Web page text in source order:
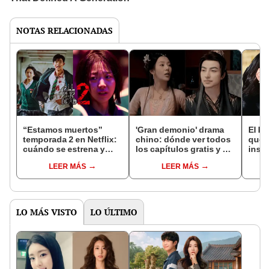
NOTAS RELACIONADAS
“Estamos muertos”
temporada 2 en Netflix:
cuándo se estrena y
temporadaLEER MÁS
'Gran demonio' drama
chino: dónde ver todos
los capítulos gratis y en
LEER MÁS
El k-
que
LO MÁS VISTO LO ÚLTIMO